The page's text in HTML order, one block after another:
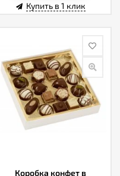
Купить в 1 клик
Коробка конфет в